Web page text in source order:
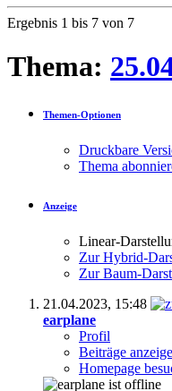
Ergebnis 1 bis 7 von 7
Thema:
Themen-Optionen
Druckbare
Thema
Anzeige
Linear-
Zur Hybrid-
Zur Baum-
21.04.2023, 15:48
earplane
Profil
Beiträge
Homepage